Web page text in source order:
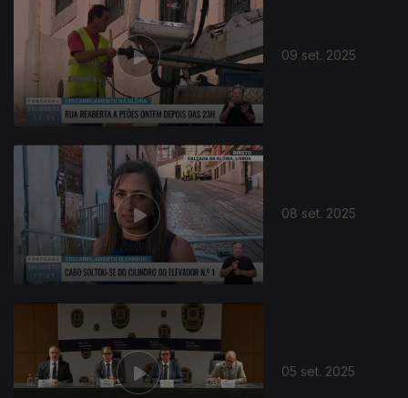
09 set. 2025
08 set. 2025
05 set. 2025
873764